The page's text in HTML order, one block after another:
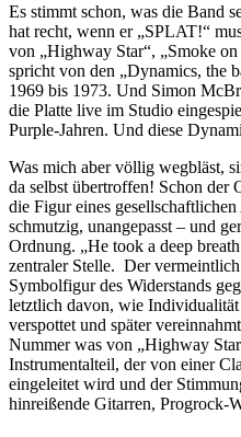
Es stimmt schon, was die Band
hat recht, wenn er „SPLAT!“
von „Highway Star“, „Smoke
spricht von den „Dynamics, the
1969 bis 1973. Und Simon
die Platte live im Studio
Purple-Jahren. Und diese
Was mich aber völlig wegbläst,
da selbst übertroffen! Schon der
die Figur eines
schmutzig, unangepasst – und
Ordnung. „He took a deep
zentraler Stelle. Der
Symbolfigur des Widerstands
letztlich davon, wie Individualität
verspottet und später
Nummer was von „Highway
Instrumentalteil, der von einer
eingeleitet wird und der
hinreißende Gitarren, Progrock-